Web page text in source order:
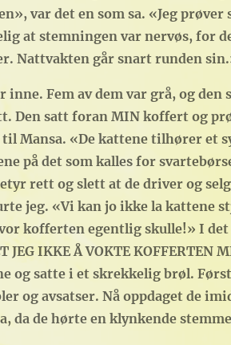
var det en som sa. «Jeg prøver
at stemningen var nervøs, for
Nattvakten går snart runden
Fem av dem var grå, og den
Den satt foran MIN koffert og
Mansa. «De kattene tilhører et
på det som kalles for
rett og slett at de driver og
jeg. «Vi kan jo ikke la kattene
kofferten egentlig skulle!» I det
IKKE Å VOKTE KOFFERTEN
og satte i et skrekkelig brøl.
og avsatser. Nå oppdaget de
da de hørte en klynkende